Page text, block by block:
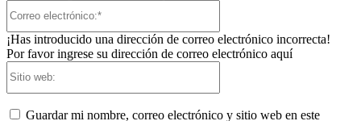
¡Has introducido una dirección de correo electrónico incorrecta!
Por favor ingrese su dirección de correo electrónico aquí
Guardar mi nombre, correo electrónico y sitio web en este